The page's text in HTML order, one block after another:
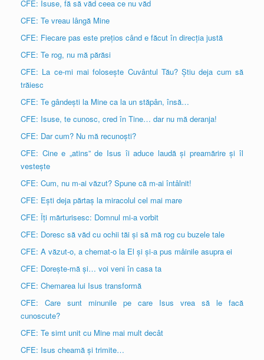
CFE: Isuse, fă să văd ceea ce nu văd
CFE: Te vreau lângă Mine
CFE: Fiecare pas este prețios când e făcut în direcția justă
CFE: Te rog, nu mă părăsi
CFE: La ce-mi mai folosește Cuvântul Tău? Știu deja cum să
trăiesc
CFE: Te gândești la Mine ca la un stăpân, însă…
CFE: Isuse, te cunosc, cred în Tine… dar nu mă deranja!
CFE: Dar cum? Nu mă recunoști?
CFE: Cine e „atins” de Isus îi aduce laudă și preamărire și îl
vestește
CFE: Cum, nu m-ai văzut? Spune că m-ai întâlnit!
CFE: Ești deja părtaș la miracolul cel mai mare
CFE: Îți mărturisesc: Domnul mi-a vorbit
CFE: Doresc să văd cu ochii tăi și să mă rog cu buzele tale
CFE: A văzut-o, a chemat-o la El și și-a pus mâinile asupra ei
CFE: Dorește-mă și… voi veni în casa ta
CFE: Chemarea lui Isus transformă
CFE: Care sunt minunile pe care Isus vrea să le facă
cunoscute?
CFE: Te simt unit cu Mine mai mult decât
CFE: Isus cheamă și trimite…